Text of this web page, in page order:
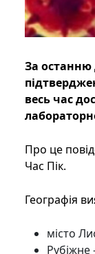
За останню
весь час
Про це
Час Пік.
Географія
місто
Рубіжне